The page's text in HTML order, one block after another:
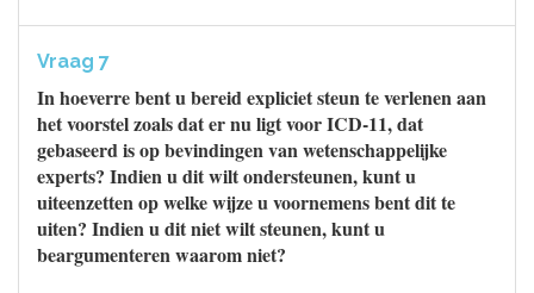
Vraag 7
In hoeverre bent u bereid expliciet steun te verlenen aan
het voorstel zoals dat er nu ligt voor ICD-11, dat
gebaseerd is op bevindingen van wetenschappelijke
experts? Indien u dit wilt ondersteunen, kunt u
uiteenzetten op welke wijze u voornemens bent dit te
uiten? Indien u dit niet wilt steunen, kunt u
beargumenteren waarom niet?